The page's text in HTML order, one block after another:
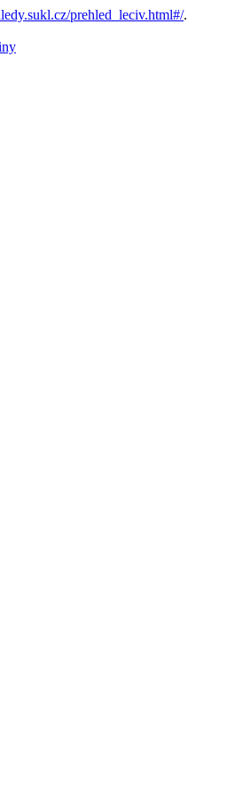
prehled_leciv.html#/.